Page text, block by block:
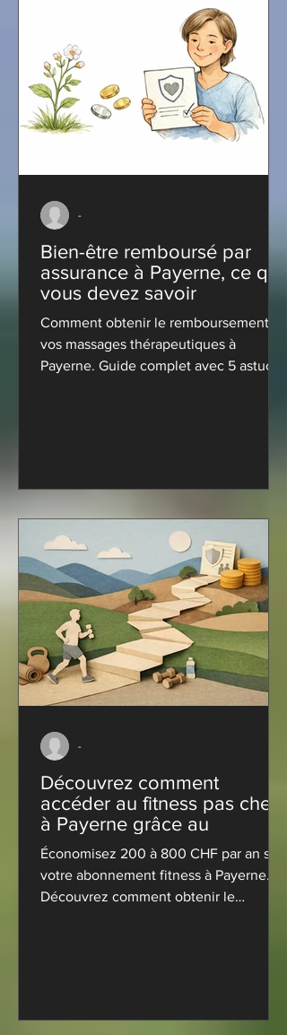
Bien-être remboursé par
assurance à Payerne, ce que
vous devez savoir
Comment obtenir le remboursement de
vos massages thérapeutiques à
Payerne. Guide complet avec 5 astuces
-
Découvrez comment
accéder au fitness pas cher
à Payerne grâce au
Économisez 200 à 800 CHF par an sur
votre abonnement fitness à Payerne.
Découvrez comment obtenir le
-